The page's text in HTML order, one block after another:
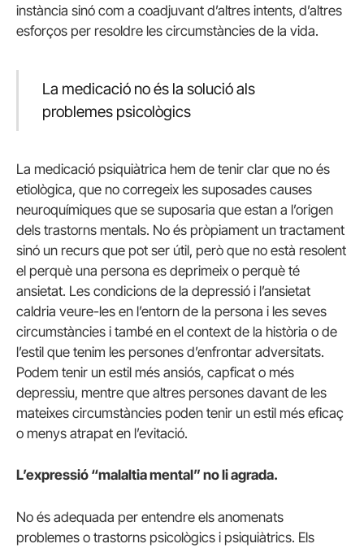
instància sinó com a coadjuvant d’altres intents, d’altres
esforços per resoldre les circumstàncies de la vida.
La medicació no és la solució als
problemes psicològics
La medicació psiquiàtrica hem de tenir clar que no és
etiològica, que no corregeix les suposades causes
neuroquímiques que se suposaria que estan a l’origen
dels trastorns mentals. No és pròpiament un tractament
sinó un recurs que pot ser útil, però que no està resolent
el perquè una persona es deprimeix o perquè té
ansietat. Les condicions de la depressió i l’ansietat
caldria veure-les en l’entorn de la persona i les seves
circumstàncies i també en el context de la història o de
l’estil que tenim les persones d’enfrontar adversitats.
Podem tenir un estil més ansiós, capficat o més
depressiu, mentre que altres persones davant de les
mateixes circumstàncies poden tenir un estil més eficaç
o menys atrapat en l’evitació.
L’expressió “malaltia mental” no li agrada.
No és adequada per entendre els anomenats
problemes o trastorns psicològics i psiquiàtrics. Els